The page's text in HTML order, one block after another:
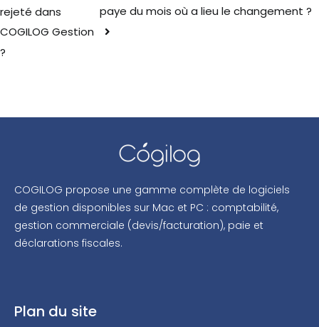
rejeté dans
COGILOG Gestion
?
paye du mois où a lieu le changement ?
COGILOG propose une gamme complète de logiciels
de gestion disponibles sur Mac et PC : comptabilité,
gestion commerciale (devis/facturation), paie et
déclarations fiscales.
Plan du site